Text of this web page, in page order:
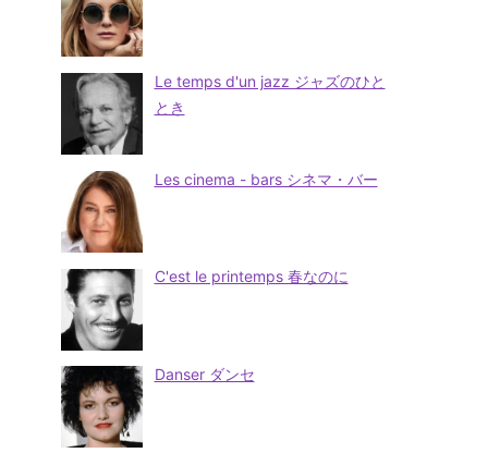
Le temps d'un jazz ジャズのひと
とき
Les cinema - bars シネマ・バー
C'est le printemps 春なのに
Danser ダンセ